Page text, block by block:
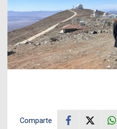
Comparte